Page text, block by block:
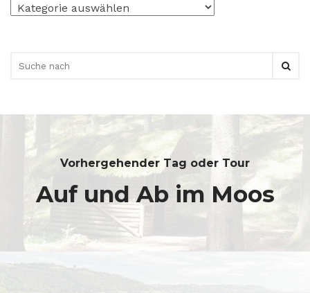
Kategorien
Vorhergehender Tag oder Tour
Auf und Ab im Moos